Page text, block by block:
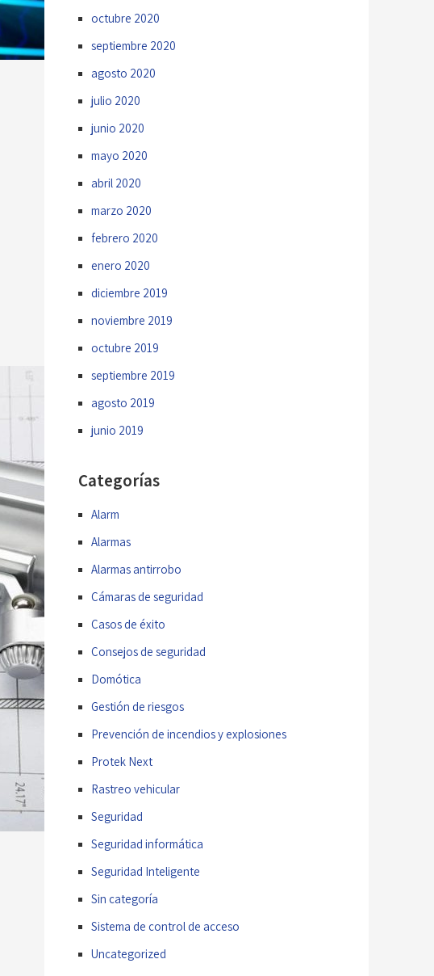
octubre 2020
septiembre 2020
agosto 2020
julio 2020
junio 2020
mayo 2020
abril 2020
marzo 2020
febrero 2020
enero 2020
diciembre 2019
noviembre 2019
octubre 2019
septiembre 2019
agosto 2019
junio 2019
Categorías
Alarm
Alarmas
Alarmas antirrobo
Cámaras de seguridad
Casos de éxito
Consejos de seguridad
Domótica
Gestión de riesgos
Prevención de incendios y explosiones
Protek Next
Rastreo vehicular
Seguridad
Seguridad informática
Seguridad Inteligente
Sin categoría
Sistema de control de acceso
Uncategorized